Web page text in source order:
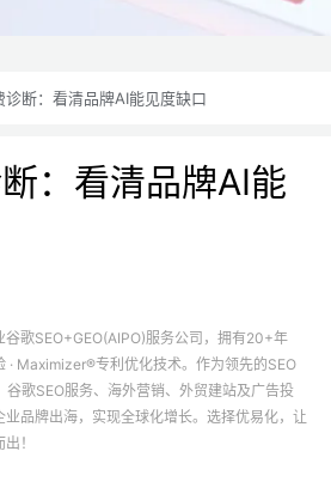
诊断：看清品牌AI能见度缺口
：看清品牌AI能
歌SEO+GEO(AIPO)服务公司，拥有20+年
· Maximizer®专利优化技术。作为领先的SEO
谷歌SEO服务、海外营销、外贸建站及广告投
品牌出海，实现全球化增长。选择优易化，让
！